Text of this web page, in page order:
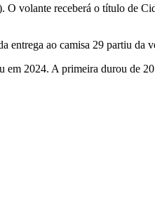
O volante receberá o título de
ao camisa 29 partiu da
em 2024. A primeira durou de